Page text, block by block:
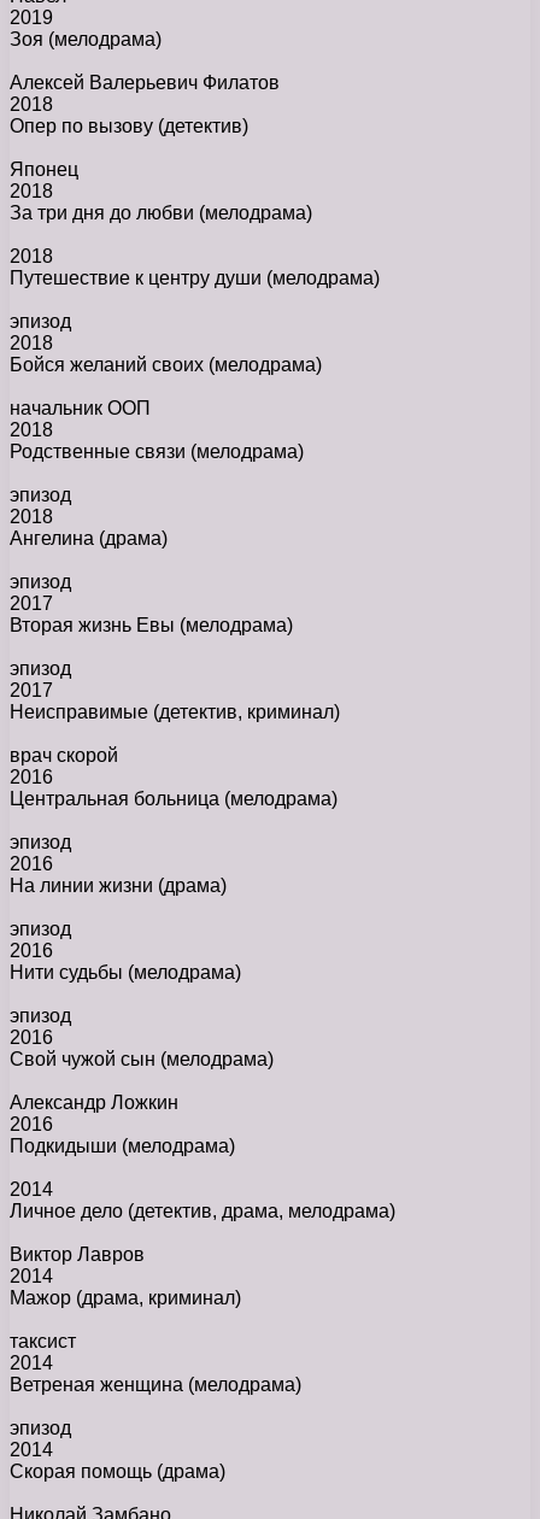
2019
Зоя (мелодрама)
Алексей Валерьевич Филатов
2018
Опер по вызову (детектив)
Японец
2018
За три дня до любви (мелодрама)
2018
Путешествие к центру души (мелодрама)
эпизод
2018
Бойся желаний своих (мелодрама)
начальник ООП
2018
Родственные связи (мелодрама)
эпизод
2018
Ангелина (драма)
эпизод
2017
Вторая жизнь Евы (мелодрама)
эпизод
2017
Неисправимые (детектив, криминал)
врач скорой
2016
Центральная больница (мелодрама)
эпизод
2016
На линии жизни (драма)
эпизод
2016
Нити судьбы (мелодрама)
эпизод
2016
Свой чужой сын (мелодрама)
Александр Ложкин
2016
Подкидыши (мелодрама)
2014
Личное дело (детектив, драма, мелодрама)
Виктор Лавров
2014
Мажор (драма, криминал)
таксист
2014
Ветреная женщина (мелодрама)
эпизод
2014
Скорая помощь (драма)